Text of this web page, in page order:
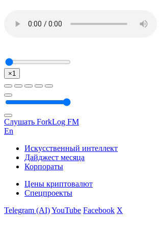
×1
Слушать ForkLog FM
En
Искусственный интеллект
Дайджест месяца
Корпораты
Цены криптовалют
Спецпроекты
Telegram (AI)YouTube Facebook X